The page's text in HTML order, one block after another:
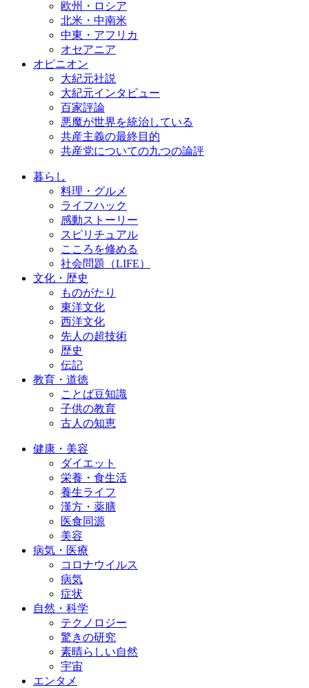
欧州・ロシア
北米・中南米
中東・アフリカ
オセアニア
オピニオン
大紀元社説
大紀元インタビュー
百家評論
悪魔が世界を統治している
共産主義の最終目的
共産党についての九つの論評
暮らし
料理・グルメ
ライフハック
感動ストーリー
スピリチュアル
こころを修める
社会問題（LIFE）
文化・歴史
ものがたり
東洋文化
西洋文化
先人の超技術
歴史
伝記
教育・道徳
ことば豆知識
子供の教育
古人の知恵
健康・美容
ダイエット
栄養・食生活
養生ライフ
漢方・薬膳
医食同源
美容
病気・医療
コロナウイルス
病気
症状
自然・科学
テクノロジー
驚きの研究
素晴らしい自然
宇宙
エンタメ